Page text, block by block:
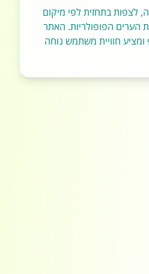
לצפות בתחזית לפי מיקום
הערים הפופולריות. האתר
ומציע חוויית משתמש נוחה